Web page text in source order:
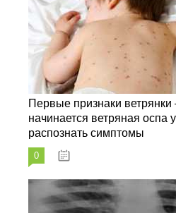
Первые признаки
начинается ветряная оспа
распознать симптомы
0